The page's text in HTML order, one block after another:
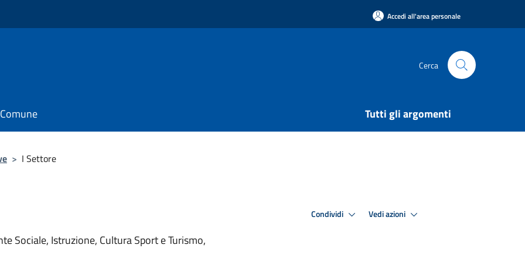
Accedi all'area personale
Cerca
Tutti gli argomenti
> I Settore
Sociale, Istruzione, Cultura Sport e Turismo,
Condividi Vedi azioni